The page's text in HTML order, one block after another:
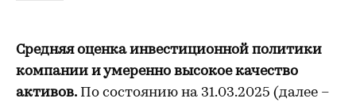
Средняя оценка инвестиционной политики
компании и умеренно высокое качество
активов. По состоянию на 31.03.2025 (далее –